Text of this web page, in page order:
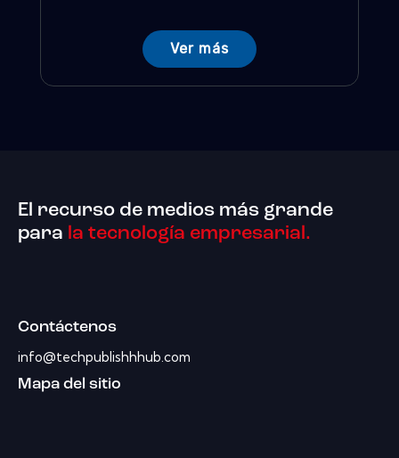
Ver más
El recurso de medios más grande
para la tecnología empresarial.
Contáctenos
info@techpublishhhub.com
Mapa del sitio